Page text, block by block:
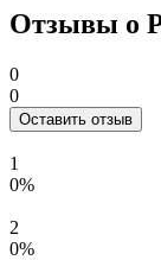
Отзывы о
0
0
Оставить отзыв
1
0%
2
0%